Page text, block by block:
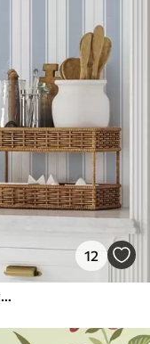
12
Version med gentagne striber i gråblå toner